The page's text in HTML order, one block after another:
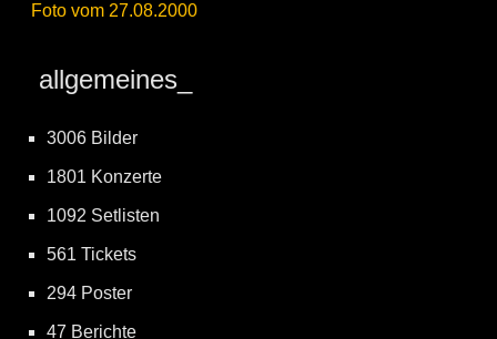
Foto vom 27.08.2000
allgemeines_
3006 Bilder
1801 Konzerte
1092 Setlisten
561 Tickets
294 Poster
47 Berichte